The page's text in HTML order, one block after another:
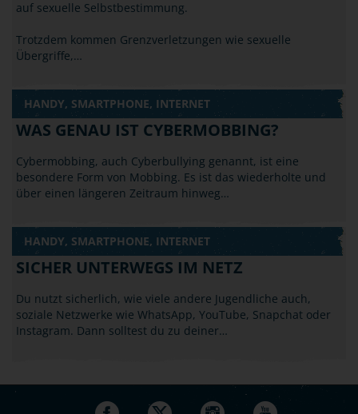
auf sexuelle Selbstbestimmung.
Trotzdem kommen Grenzverletzungen wie sexuelle
Übergriffe,…
HANDY, SMARTPHONE, INTERNET
WAS GENAU IST CYBERMOBBING?
Cybermobbing, auch Cyberbullying genannt, ist eine
besondere Form von Mobbing. Es ist das wiederholte und
über einen längeren Zeitraum hinweg…
HANDY, SMARTPHONE, INTERNET
SICHER UNTERWEGS IM NETZ
Du nutzt sicherlich, wie viele andere Jugendliche auch,
soziale Netzwerke wie WhatsApp, YouTube, Snapchat oder
Instagram. Dann solltest du zu deiner…